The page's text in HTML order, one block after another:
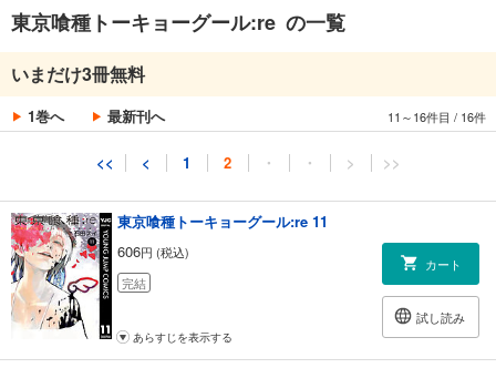
東京喰種トーキョーグール:re の一覧
いまだけ3冊無料
1巻へ 最新刊へ 11～16件目 / 16件
<< < 1 2 ・ ・ > >>
あらすじを表示する
東京喰種トーキョーグール:re 10
606円 (税込)
完結
東京喰種トーキョーグール:re 11
606円 (税込)
完結
カート
試し読み
あらすじを表示する